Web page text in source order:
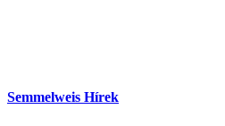
Semmelweis Hírek